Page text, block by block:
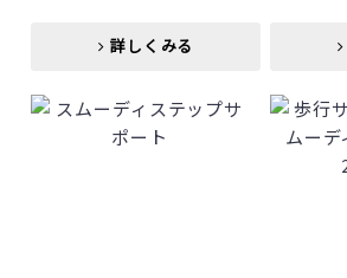
詳しくみる
詳しくみる